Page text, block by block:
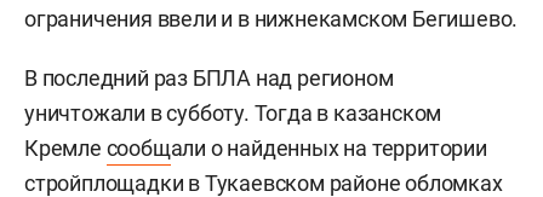
ограничения ввели и в нижнекамском Бегишево.
В последний раз БПЛА над регионом
уничтожали в субботу. Тогда в казанском
Кремле сообщали о найденных на территории
стройплощадки в Тукаевском районе обломках